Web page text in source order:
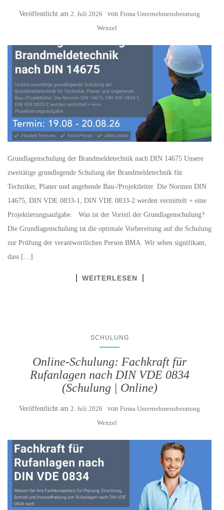
Veröffentlicht am 2. Juli 2026 von Firma Unternehmensberatung
Wenzel
Grundlagenschulung der Brandmeldetechnik nach DIN 14675 Unsere
zweitätige grundlegende Schulung der Brandmeldetechnik für
Techniker, Planer und angehende Bau-/Projektleiter. Die Normen DIN
14675, DIN VDE 0833-1, DIN VDE 0833-2 werden vermittelt + eine
Projektierungsaufgabe. Was ist der Vorteil der Grundlagenschulung?
Die Grundlagenschulung ist die optimale Vorbereitung auf die Schulung
zur Prüfung der verantwortlichen Person BMA. Wir sehen signifikant,
dass […]
WEITERLESEN
SCHULUNG
Online-Schulung: Fachkraft für
Rufanlagen nach DIN VDE 0834
(Schulung | Online)
Veröffentlicht am 2. Juli 2026 von Firma Unternehmensberatung
Wenzel